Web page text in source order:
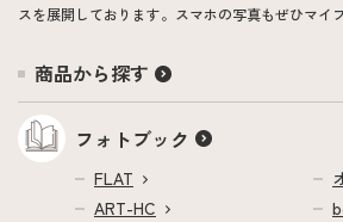
スを展開しております。スマホの写真もぜひマイ
商品から探す
フォトブック
FLAT
ART-HC